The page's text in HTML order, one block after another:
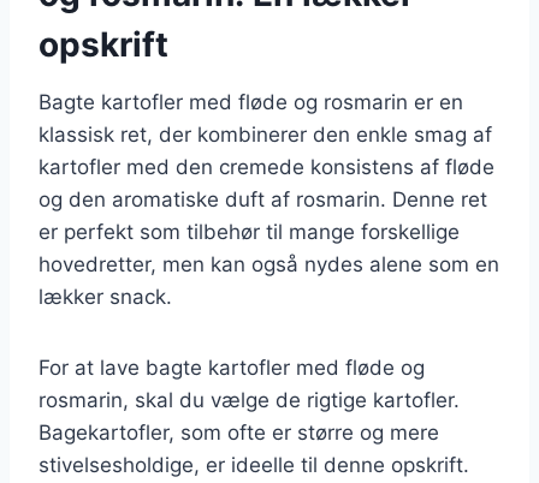
opskrift
Bagte kartofler med fløde og rosmarin er en
klassisk ret, der kombinerer den enkle smag af
kartofler med den cremede konsistens af fløde
og den aromatiske duft af rosmarin. Denne ret
er perfekt som tilbehør til mange forskellige
hovedretter, men kan også nydes alene som en
lækker snack.
For at lave bagte kartofler med fløde og
rosmarin, skal du vælge de rigtige kartofler.
Bagekartofler, som ofte er større og mere
stivelsesholdige, er ideelle til denne opskrift.